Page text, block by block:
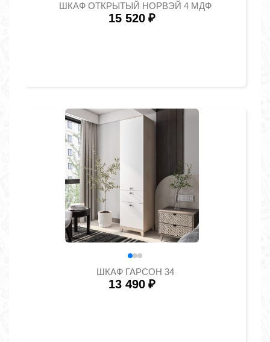
ШКАФ ОТКРЫТЫЙ НОРВЭЙ 4 МДФ
15 520 ₽
ШКАФ ГАРСОН 34
13 490 ₽